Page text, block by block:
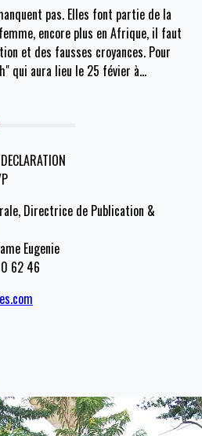
pas. Elles font partie de la
encore plus en Afrique, il faut
et des fausses croyances. Pour
qui aura lieu le 25 févier à…
Directrice de Publication &
Eugenie
62 46